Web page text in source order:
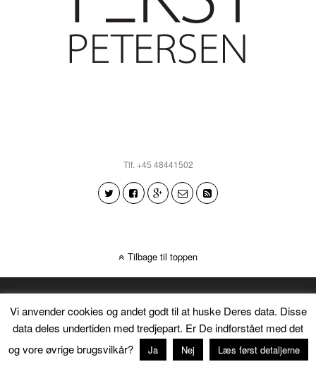
Tlf. +45 48441502
Vi anvender cookies og andet godt til at huske Deres data. Disse
data deles undertiden med tredjepart. Er De indforstået med det
og vore øvrige brugsvilkår?
Ja Nej Læs først detaljerne
Tilbage til toppen